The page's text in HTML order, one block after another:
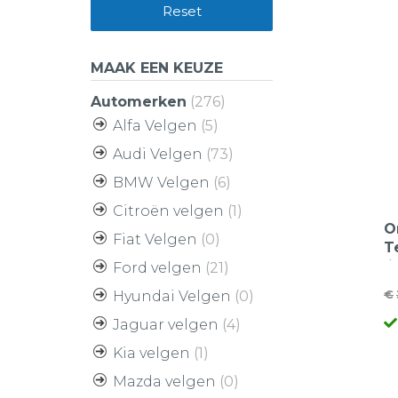
€
Reset
MAAK EEN KEUZE
Automerken (276)
Alfa Velgen (5)
Audi Velgen (73)
BMW Velgen (6)
Citroën velgen (1)
Fiat Velgen (0)
Ford velgen (21)
Hyundai Velgen (0)
Jaguar velgen (4)
Kia velgen (1)
Mazda velgen (0)